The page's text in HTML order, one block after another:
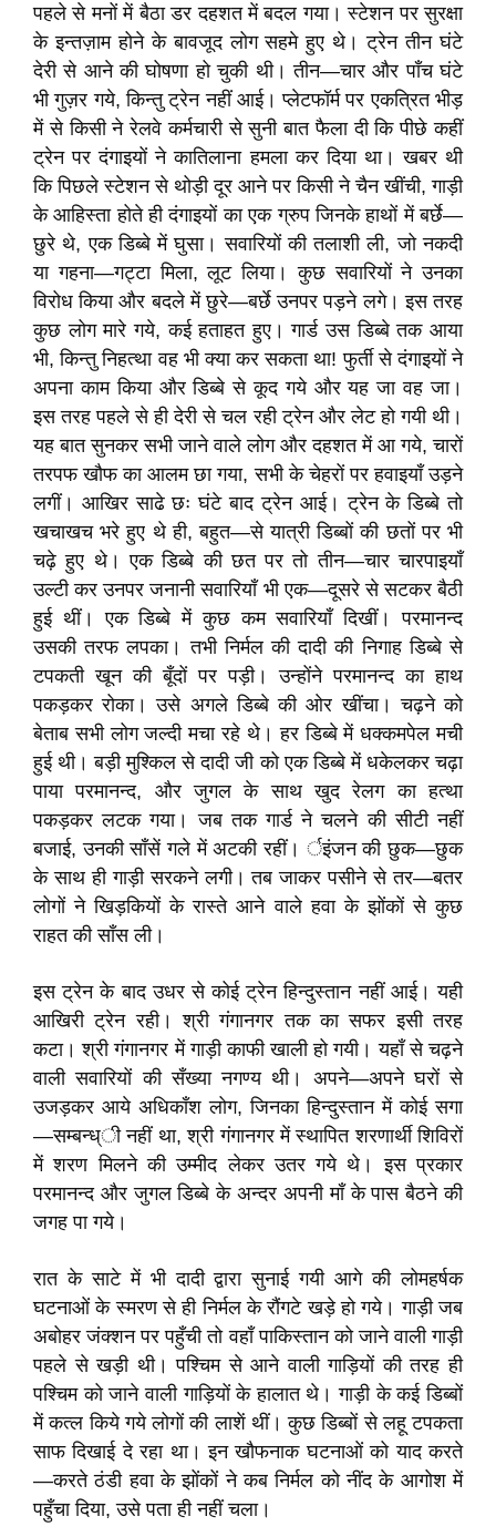
पहले से मनों में बैठा डर दहशत में बदल गया। स्टेशन पर सुरक्षा
के इन्तज़ाम होने के बावजूद लोग सहमे हुए थे। ट्रेन तीन घंटे
देरी से आने की घोषणा हो चुकी थी। तीन—चार और पाँच घंटे
भी गुज़र गये, किन्तु ट्रेन नहीं आई। प्लेटफॉर्म पर एकत्रित भीड़
में से किसी ने रेलवे कर्मचारी से सुनी बात फैला दी कि पीछे कहीं
ट्रेन पर दंगाइयों ने कातिलाना हमला कर दिया था। खबर थी
कि पिछले स्टेशन से थोड़ी दूर आने पर किसी ने चैन खींची, गाड़ी
के आहिस्ता होते ही दंगाइयों का एक ग्रुप जिनके हाथों में बर्छे—
छुरे थे, एक डिब्बे में घुसा। सवारियों की तलाशी ली, जो नकदी
या गहना—गट्टा मिला, लूट लिया। कुछ सवारियों ने उनका
विरोध किया और बदले में छुरे—बर्छे उनपर पड़ने लगे। इस तरह
कुछ लोग मारे गये, कई हताहत हुए। गार्ड उस डिब्बे तक आया
भी, किन्तु निहत्था वह भी क्या कर सकता था! फुर्ती से दंगाइयों ने
अपना काम किया और डिब्बे से कूद गये और यह जा वह जा।
इस तरह पहले से ही देरी से चल रही ट्रेन और लेट हो गयी थी।
यह बात सुनकर सभी जाने वाले लोग और दहशत में आ गये, चारों
तरपफ खौफ का आलम छा गया, सभी के चेहरों पर हवाइयाँ उड़ने
लगीं। आखिर साढे छः घंटे बाद ट्रेन आई। ट्रेन के डिब्बे तो
खचाखच भरे हुए थे ही, बहुत—से यात्री डिब्बों की छतों पर भी
चढ़े हुए थे। एक डिब्बे की छत पर तो तीन—चार चारपाइयाँ
उल्टी कर उनपर जनानी सवारियाँ भी एक—दूसरे से सटकर बैठी
हुई थीं। एक डिब्बे में कुछ कम सवारियाँ दिखीं। परमानन्द
उसकी तरफ लपका। तभी निर्मल की दादी की निगाह डिब्बे से
टपकती खून की बूँदों पर पड़ी। उन्होंने परमानन्द का हाथ
पकड़कर रोका। उसे अगले डिब्बे की ओर खींचा। चढ़ने को
बेताब सभी लोग जल्दी मचा रहे थे। हर डिब्बे में धक्कमपेल मची
हुई थी। बड़ी मुश्किल से दादी जी को एक डिब्बे में धकेलकर चढ़ा
पाया परमानन्द, और जुगल के साथ खुद रेलग का हत्था
पकड़कर लटक गया। जब तक गार्ड ने चलने की सीटी नहीं
बजाई, उनकी साँसें गले में अटकी रहीं। र्इंजन की छुक—छुक
के साथ ही गाड़ी सरकने लगी। तब जाकर पसीने से तर—बतर
लोगों ने खिड़कियों के रास्ते आने वाले हवा के झोंकों से कुछ
राहत की साँस ली।
इस ट्रेन के बाद उधर से कोई ट्रेन हिन्दुस्तान नहीं आई। यही
आखिरी ट्रेन रही। श्री गंगानगर तक का सफर इसी तरह
कटा। श्री गंगानगर में गाड़ी काफी खाली हो गयी। यहाँ से चढ़ने
वाली सवारियों की सँख्या नगण्य थी। अपने—अपने घरों से
उजड़कर आये अधिकाँश लोग, जिनका हिन्दुस्तान में कोई सगा
—सम्बन्ध्ी नहीं था, श्री गंगानगर में स्थापित शरणार्थी शिविरों
में शरण मिलने की उम्मीद लेकर उतर गये थे। इस प्रकार
परमानन्द और जुगल डिब्बे के अन्दर अपनी माँ के पास बैठने की
जगह पा गये।
रात के साटे में भी दादी द्वारा सुनाई गयी आगे की लोमहर्षक
घटनाओं के स्मरण से ही निर्मल के रौंगटे खड़े हो गये। गाड़ी जब
अबोहर जंक्शन पर पहुँची तो वहाँ पाकिस्तान को जाने वाली गाड़ी
पहले से खड़ी थी। पश्चिम से आने वाली गाड़ियों की तरह ही
पश्चिम को जाने वाली गाड़ियों के हालात थे। गाड़ी के कई डिब्बों
में कत्ल किये गये लोगों की लाशें थीं। कुछ डिब्बों से लहू टपकता
साफ दिखाई दे रहा था। इन खौफनाक घटनाओं को याद करते
—करते ठंडी हवा के झोंकों ने कब निर्मल को नींद के आगोश में
पहुँचा दिया, उसे पता ही नहीं चला।